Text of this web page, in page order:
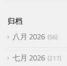
归档
八月 2026 56
七月 2026 217